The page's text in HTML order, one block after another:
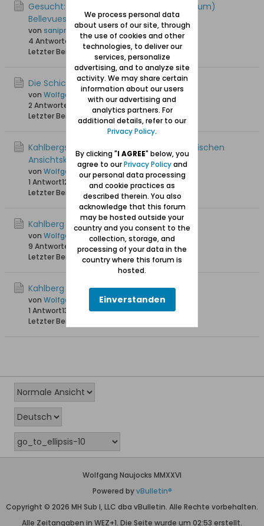
Gesucht: Kahlberg Hotel Außen (Eichelbaum)
Bellevuestraße
von sanipre
4 Antworten
13.518 Hits 0 Likes
Letzter Beitrag
24.08.2013, 19:54
Die Schichau-Villa in Kahlberg
von Wolfgang
2 Antworten
13.353 Hits0 Likes
Letzter Beitrag
18.06.2012, 08:25
Kahlbergs Hotel Kaiserhof auf einer historischen
Ansichtskarte
von Wolfgang
1 Antwort12.753 Hits0 Likes
Letzter Beitrag
17.06.2012, 22:07
Kahlberg / Krynica Morska im Frühling
von Wolfgang
9 Antworten
17.507 Hits0 Likes
Letzter Beitrag 09.06.2012, 16:16
Kahlberg Ostseestrand 1935
von Wolfgang
1 Antwort13.087 Hits0 Likes
Letzter Beitrag
Wolfgang Naujocks MMXXVI
Powered byvBulletin®
Copyright © 2026 MH Sub I, LLC dba vBulletin. Alle Rechte vorbehalten.
Alle Zeitangaben in WEZ+1. Die Seite wurde um 02:53 erstellt.
We process personal data
about users of our site, through
the use of cookies and other
technologies, to deliver our
services, personalize
advertising, and to analyze site
activity. We may share certain
information about our users
with our advertising and
analytics partners. For
additional details, refer to our
Privacy Policy.
By clicking "I AGREE" below, you
agree to ourPrivacy Policyand
our personal data processing
and cookie practices as
described therein. You also
acknowledge that this forum
may be hosted outside your
country and you consent to the
collection, storage, and
processing of your data in the
country where this forum is
hosted.
Einverstanden